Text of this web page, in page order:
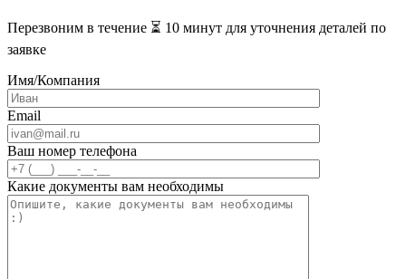
Перезвоним в течение ⏳ 10 минут для уточнения деталей по
заявке
Имя/Компания
Email
Ваш номер телефона
Какие документы вам необходимы